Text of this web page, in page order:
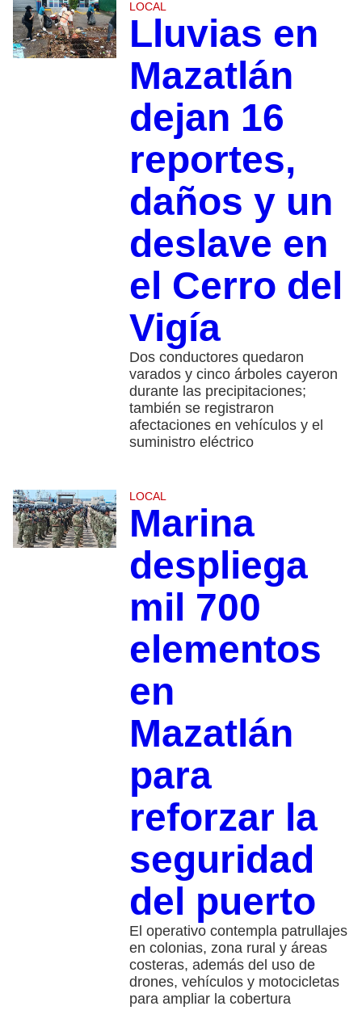
LOCAL
Lluvias en
Mazatlán
dejan 16
reportes,
daños y un
deslave en
el Cerro del
Vigía
Dos conductores quedaron
varados y cinco árboles cayeron
durante las precipitaciones;
también se registraron
afectaciones en vehículos y el
suministro eléctrico
LOCAL
Marina
despliega
mil 700
elementos
en
Mazatlán
para
reforzar la
seguridad
del puerto
El operativo contempla patrullajes
en colonias, zona rural y áreas
costeras, además del uso de
drones, vehículos y motocicletas
para ampliar la cobertura